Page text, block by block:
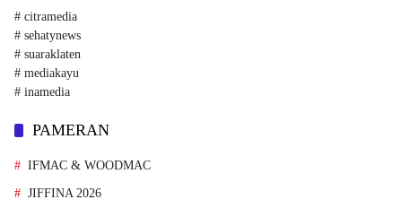
# citramedia
# sehatynews
# suaraklaten
# mediakayu
# inamedia
PAMERAN
IFMAC & WOODMAC
JIFFINA 2026